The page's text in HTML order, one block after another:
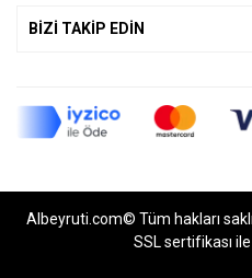
BİZİ TAKİP EDİN
Albeyruti.com© Tüm hakları
SSL sertifikası